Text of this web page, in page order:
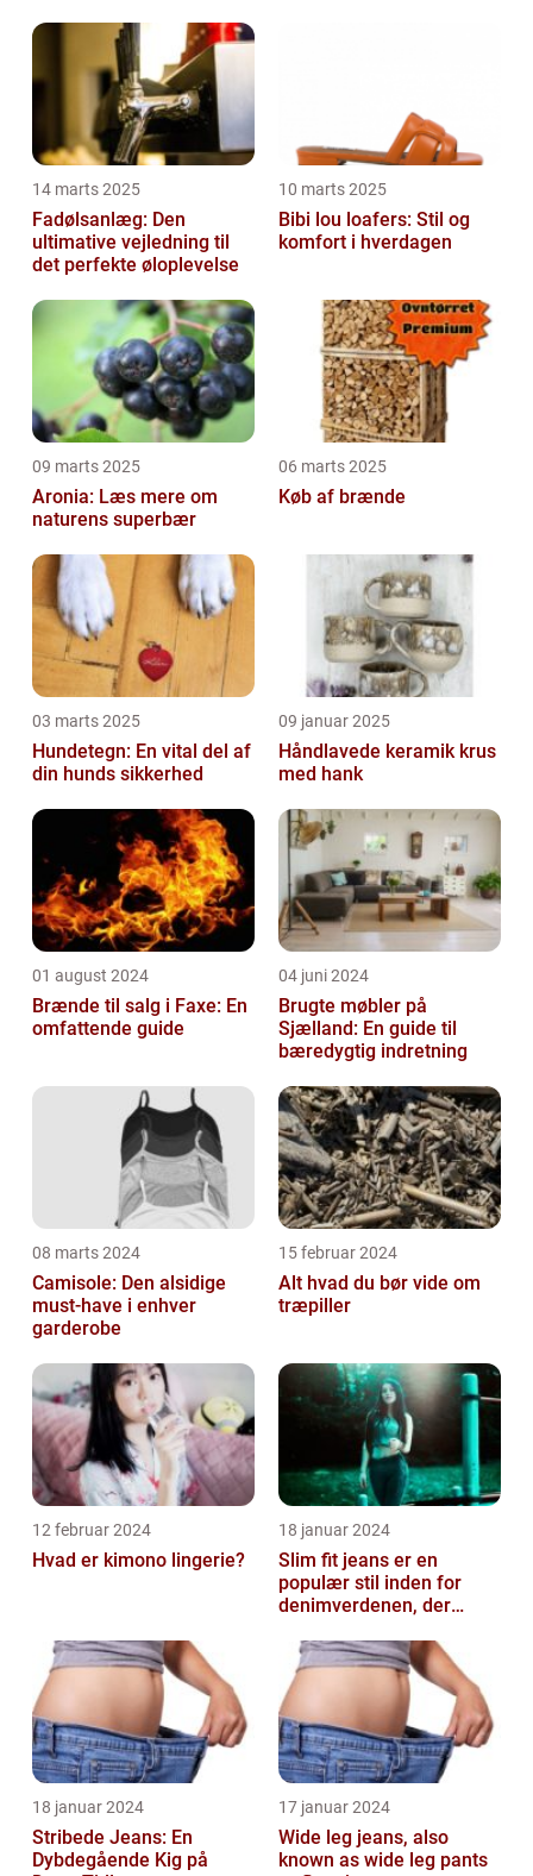
14 marts 2025
Fadølsanlæg: Den
ultimative vejledning til
det perfekte øloplevelse
10 marts 2025
Bibi lou loafers: Stil og
komfort i hverdagen
09 marts 2025
Aronia: Læs mere om
naturens superbær
06 marts 2025
Køb af brænde
03 marts 2025
Hundetegn: En vital del af
din hunds sikkerhed
09 januar 2025
Håndlavede keramik krus
med hank
01 august 2024
Brænde til salg i Faxe: En
omfattende guide
04 juni 2024
Brugte møbler på
Sjælland: En guide til
bæredygtig indretning
08 marts 2024
Camisole: Den alsidige
must-have i enhver
garderobe
15 februar 2024
Alt hvad du bør vide om
træpiller
12 februar 2024
Hvad er kimono lingerie?
18 januar 2024
Slim fit jeans er en
populær stil inden for
denimverdenen, der
personer, der ønsk...
18 januar 2024
Stribede Jeans: En
Dybdegående Kig på
17 januar 2024
Wide leg jeans, also
known as wide leg pants